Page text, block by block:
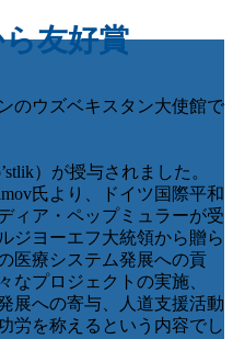
友好賞
のウズベキスタン大使館で
）が授与されました。
氏より、ドイツ国際平和
ィア・ペップミュラーが受
ジヨーエフ大統領から贈ら
医療システム発展への貢
なプロジェクトの実施、
展への寄与、人道支援活動
労を称えるという内容でし